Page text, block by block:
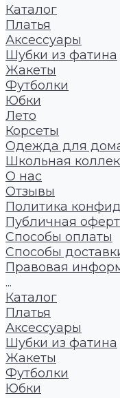
Каталог
Платья
Аксессуары
Шубки из фатина
Жакеты
Футболки
Юбки
Лето
Корсеты
Одежда для
Школьная
О нас
Отзывы
Политика
Публичная
Способы оплаты
Способы
Правовая
...
Каталог
Платья
Аксессуары
Шубки из фатина
Жакеты
Футболки
Юбки